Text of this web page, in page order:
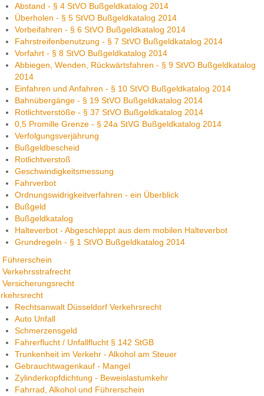
Abstand - § 4 StVO Bußgeldkatalog 2014
Überholen - § 5 StVO Bußgeldkatalog 2014
Vorbeifahren - § 6 StVO Bußgeldkatalog 2014
Fahrstreifenbenutzung - § 7 StVO Bußgeldkatalog 2014
Vorfahrt - § 8 StVO Bußgeldkatalog 2014
Abbiegen, Wenden, Rückwärtsfahren - § 9 StVO Bußgeldkatalog
2014
Einfahren und Anfahren - § 10 StVO Bußgeldkatalog 2014
Bahnübergänge - § 19 StVO Bußgeldkatalog 2014
Rotlichtverstöße - § 37 StVO Bußgeldkatalog 2014
0,5 Promille Grenze - § 24a StVG Bußgeldkatalog 2014
Verfolgungsverjährung
Bußgeldbescheid
Rotlichtverstoß
Geschwindigkeitsmessung
Fahrverbot
Ordnungswidrigkeitverfahren - ein Überblick
Bußgeld
Bußgeldkatalog
Halteverbot - Abgeschleppt aus dem mobilen Halteverbot
Grundregeln - § 1 StVO Bußgeldkatalog 2014
Führerschein
Verkehrsstrafrecht
Versicherungsrecht
Rechtsanwalt Düsseldorf Verkehrsrecht
Auto Unfall
Schmerzensgeld
Fahrerflucht / Unfallflucht § 142 StGB
Trunkenheit im Verkehr - Alkohol am Steuer
Gebrauchtwagenkauf - Mangel
Zylinderkopfdichtung - Beweislastumkehr
Fahrrad, Alkohol und Führerschein